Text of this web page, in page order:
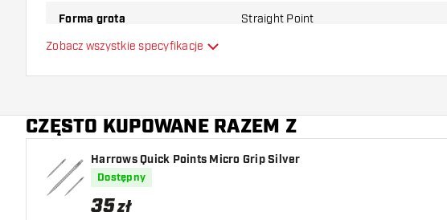
Forma grota Straight Point
Strefa uchwytu grota
Długość grota
Zobacz wszystkie specyfikacje
CZĘSTO KUPOWANE RAZEM Z
Harrows Quick Points Micro Grip Silver
Dostępny
35zł